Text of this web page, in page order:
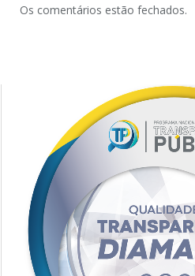
Os comentários estão fechados.